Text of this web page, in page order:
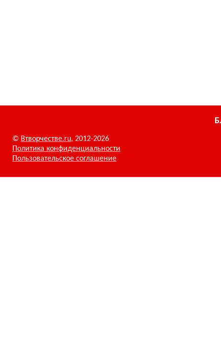
© Втворчестве.ru, 2012-2026
Политика конфиденциальности
Пользовательское соглашение